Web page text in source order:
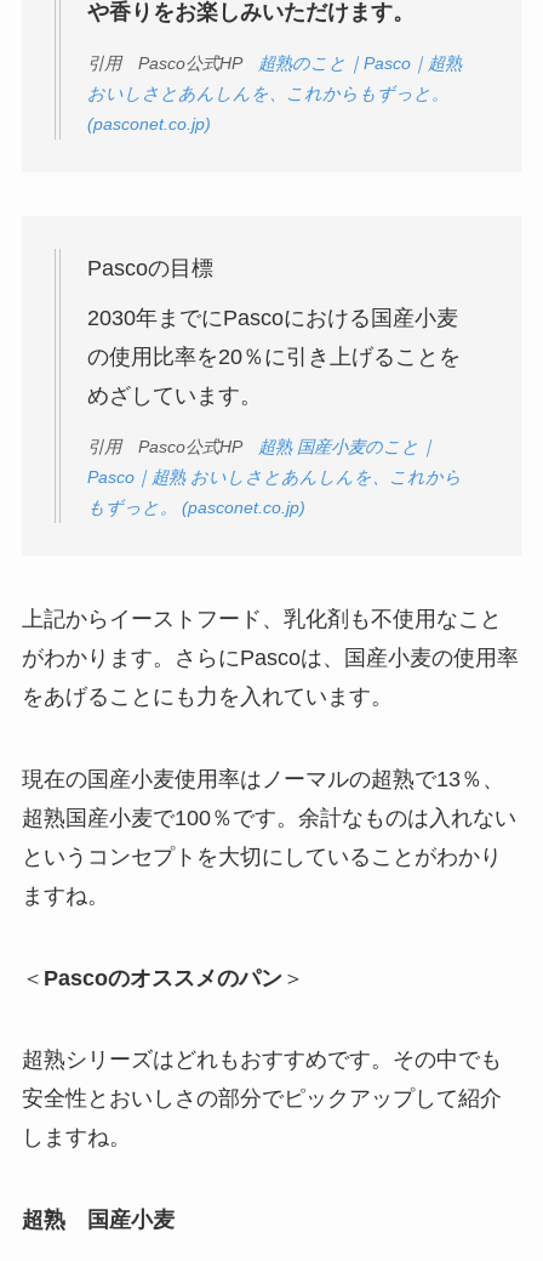
や香りをお楽しみいただけます。
引用 Pasco公式HP 超熟のこと｜Pasco｜超熟
おいしさとあんしんを、これからもずっと。
(pasconet.co.jp)
Pascoの目標
2030年までにPascoにおける国産小麦
の使用比率を20％に引き上げることを
めざしています。
引用 Pasco公式HP 超熟 国産小麦のこと｜
Pasco｜超熟 おいしさとあんしんを、これから
もずっと。 (pasconet.co.jp)
上記からイーストフード、乳化剤も不使用なこと
がわかります。さらにPascoは、国産小麦の使用率
をあげることにも力を入れています。
現在の国産小麦使用率はノーマルの超熟で13％、
超熟国産小麦で100％です。余計なものは入れない
というコンセプトを大切にしていることがわかり
ますね。
＜ Pascoのオススメのパン＞
超熟シリーズはどれもおすすめです。その中でも
安全性とおいしさの部分でピックアップして紹介
しますね。
超熟 国産小麦